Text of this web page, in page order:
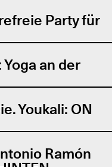
Party für
an der
Youkali: ON
Ramón